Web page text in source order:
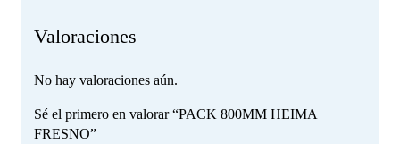
Valoraciones
No hay valoraciones aún.
Sé el primero en valorar “PACK 800MM HEIMA
FRESNO”